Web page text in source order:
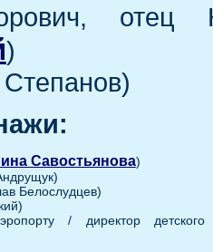
)
Савостьянова)
Белослудцев)
/ директор